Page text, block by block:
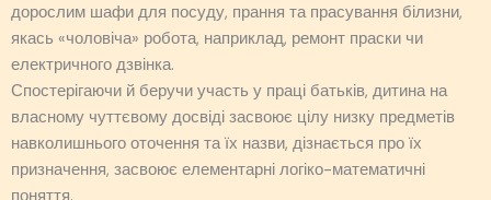
дорослим шафи для посуду, прання та прасування білизни,
якась «чоловіча» робота, наприклад, ремонт праски чи
електричного дзвінка.
Спостерігаючи й беручи участь у праці батьків, дитина на
власному чуттєвому досвіді засвоює цілу низку предметів
навколишнього оточення та їх назви, дізнається про їх
призначення, засвоює елементарні логіко-математичні